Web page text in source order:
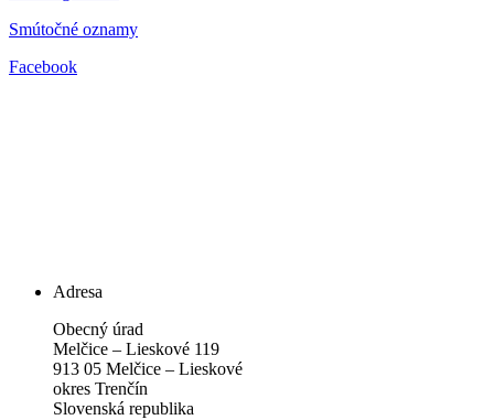
Smútočné oznamy
Facebook
Adresa
Obecný úrad
Melčice – Lieskové 119
913 05 Melčice – Lieskové
okres Trenčín
Slovenská republika